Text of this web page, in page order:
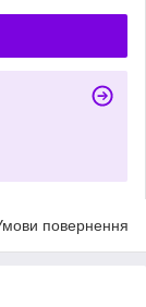
повернення